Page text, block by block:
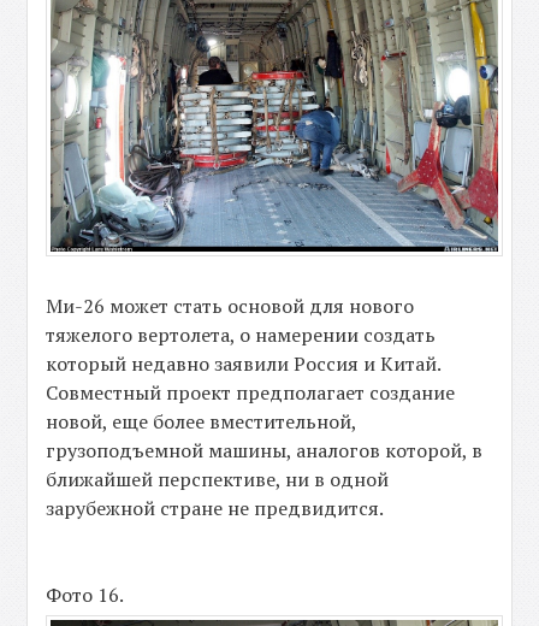
Ми-26 может стать основой для нового
тяжелого вертолета, о намерении создать
который недавно заявили Россия и Китай.
Совместный проект предполагает создание
новой, еще более вместительной,
грузоподъемной машины, аналогов которой, в
ближайшей перспективе, ни в одной
зарубежной стране не предвидится.
Фото 16.